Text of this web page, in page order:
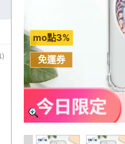
)
mo點3%
免運券